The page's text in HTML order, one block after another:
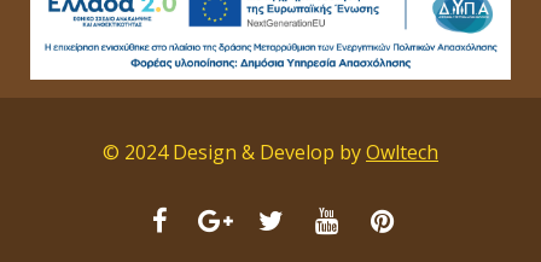
© 2024 Design & Develop byOwltech